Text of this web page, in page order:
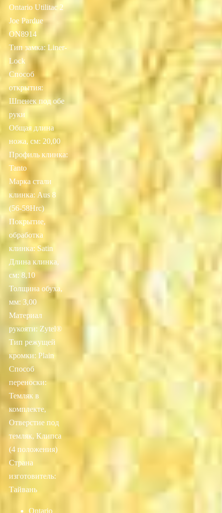
Ontario Utilitac 2
Joe Pardue
ON8914
Тип замка: Liner-
Lock
Способ
открытия:
Шпенек под обе
руки
Общая длина
ножа, см: 20,00
Профиль клинка:
Tanto
Марка стали
клинка: Aus 8
(56-58Hrc)
Покрытие,
обработка
клинка: Satin
Длина клинка,
см: 8,10
Толщина обуха,
мм: 3,00
Материал
рукояти: Zytel®
Тип режущей
кромки: Plain
Способ
переноски:
Темляк в
комплекте,
Отверстие под
темляк, Клипса
(4 положения)
Страна
изготовитель:
Тайвань
Ontario